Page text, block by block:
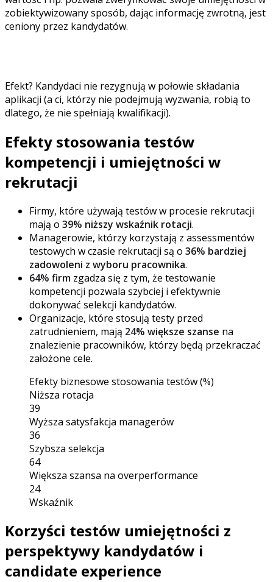
zobiektywizowany sposób, dając informację zwrotną, jest
ceniony przez kandydatów.
Efekt? Kandydaci nie rezygnują w połowie składania
aplikacji (a ci, którzy nie podejmują wyzwania, robią to
dlatego, że nie spełniają kwalifikacji).
Efekty stosowania testów
kompetencji i umiejętności w
rekrutacji
Firmy, które używają testów w procesie rekrutacji
mają o 39% niższy wskaźnik rotacji.
Managerowie, którzy korzystają z assessmentów
testowych w czasie rekrutacji są o 36% bardziej
zadowoleni z wyboru pracownika.
64% firm zgadza się z tym, że testowanie
kompetencji pozwala szybciej i efektywnie
dokonywać selekcji kandydatów.
Organizacje, które stosują testy przed
zatrudnieniem, mają 24% większe szanse na
znalezienie pracowników, którzy będą przekraczać
założone cele.
Efekty biznesowe stosowania testów (%)
Niższa rotacja
39
Wyższa satysfakcja managerów
36
Szybsza selekcja
64
Większa szansa na overperformance
24
Wskaźnik
Korzyści testów umiejętności z
perspektywy kandydatów i
candidate experience